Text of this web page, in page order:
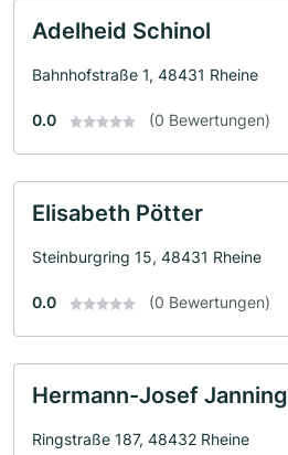
Adelheid Schinol
Bahnhofstraße 1, 48431 Rheine
0.0 (0 Bewertungen)
Elisabeth Pötter
Steinburgring 15, 48431 Rheine
0.0 (0 Bewertungen)
Hermann-Josef Janning
Ringstraße 187, 48432 Rheine